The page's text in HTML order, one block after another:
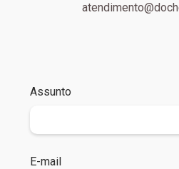
Assunto
E-mail